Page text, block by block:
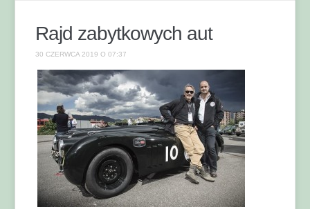
Rajd zabytkowych aut
30 CZERWCA 2019 O 07:37